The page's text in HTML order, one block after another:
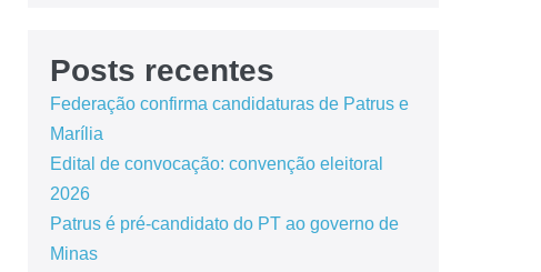
Posts recentes
Federação confirma candidaturas de Patrus e
Marília
Edital de convocação: convenção eleitoral
2026
Patrus é pré-candidato do PT ao governo de
Minas